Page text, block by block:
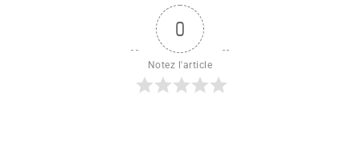
0
Notez l'article